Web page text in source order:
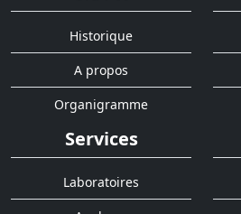
Historique
A propos
Organigramme
Services
Laboratoires